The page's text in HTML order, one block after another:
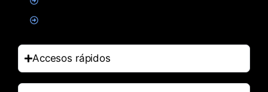
Accesos rápidos